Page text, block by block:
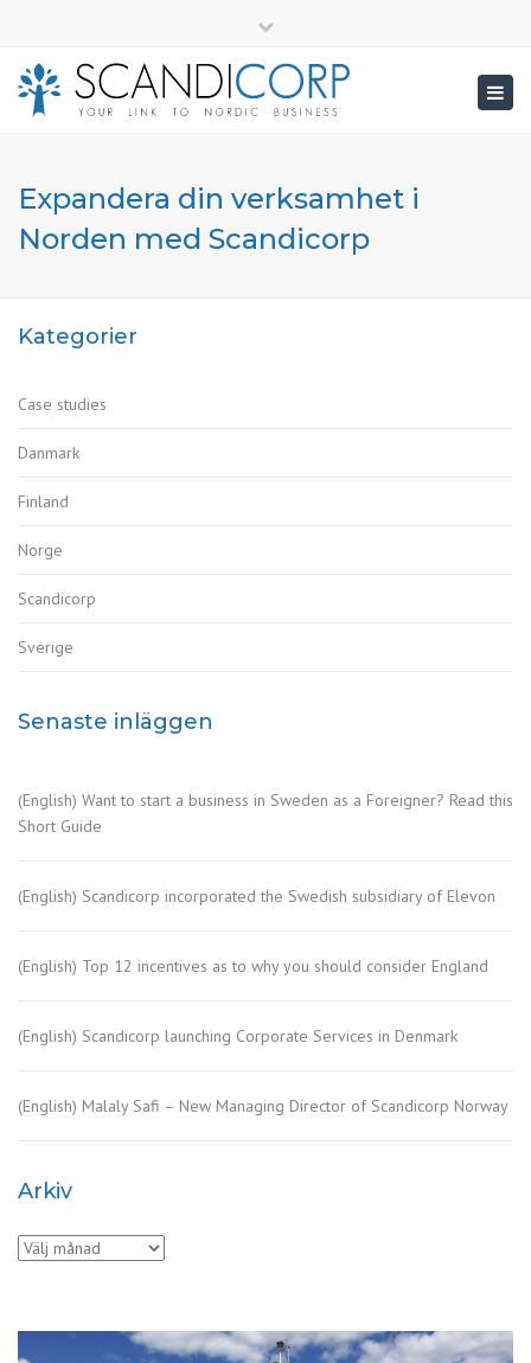
top
bar
Expandera din verksamhet i
Norden med Scandicorp
Kategorier
Case studies
Danmark
Finland
Norge
Scandicorp
Sverige
Senaste inläggen
(English) Want to start a business in Sweden as a Foreigner? Read this
Short Guide
(English) Scandicorp incorporated the Swedish subsidiary of Elevon
(English) Top 12 incentives as to why you should consider England
(English) Scandicorp launching Corporate Services in Denmark
(English) Malaly Safi – New Managing Director of Scandicorp Norway
Arkiv
Arkiv